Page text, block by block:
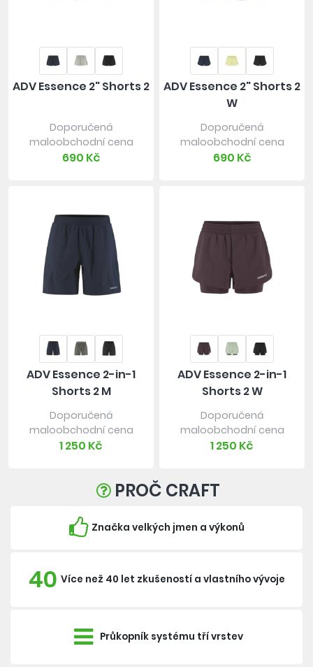
ADV Essence 2" Shorts 2
Doporučená
maloobchodní cena
690 Kč
ADV Essence 2" Shorts 2
W
Doporučená
maloobchodní cena
690 Kč
ADV Essence 2-in-1
Shorts 2 M
Doporučená
maloobchodní cena
1 250 Kč
ADV Essence 2-in-1
Shorts 2 W
Doporučená
maloobchodní cena
1 250 Kč
PROČ CRAFT
Značka velkých jmen a výkonů
40 Více než 40 let zkušeností a vlastního vývoje
Průkopník systému tří vrstev